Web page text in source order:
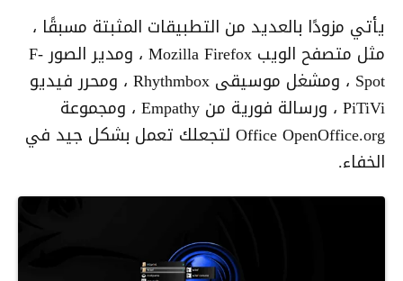
يأتي مزودًا بالعديد من التطبيقات المثبتة مسبقًا ،
مثل متصفح الويب Mozilla Firefox ، ومدير الصور F-
Spot ، ومشغل موسيقى Rhythmbox ، ومحرر فيديو
PiTiVi ، ورسالة فورية من Empathy ، ومجموعة
Office OpenOffice.org لتجعلك تعمل بشكل جيد في
الخفاء.